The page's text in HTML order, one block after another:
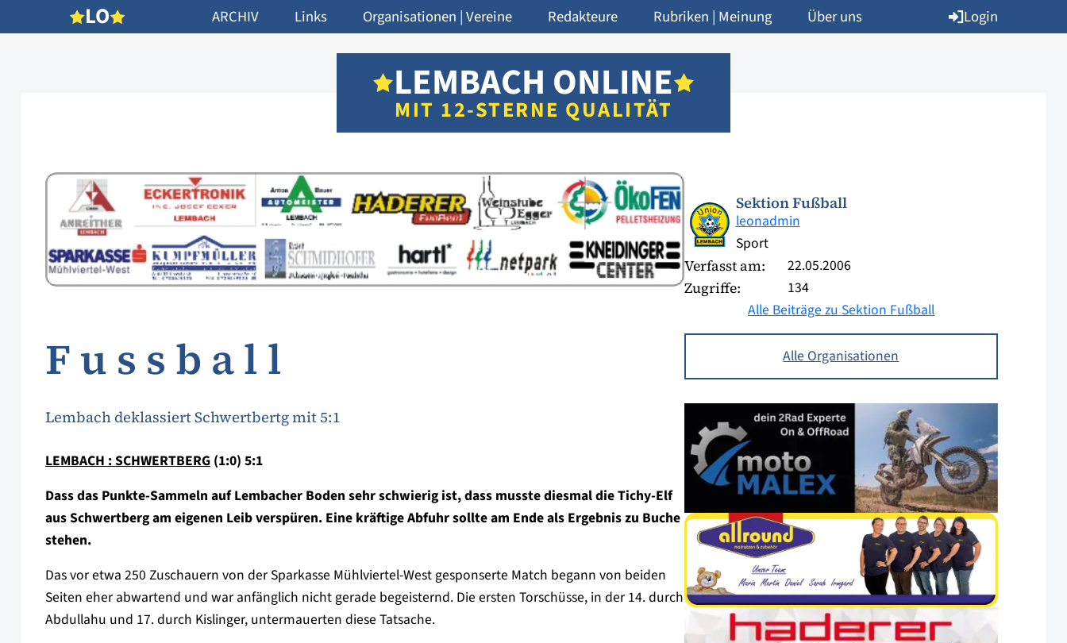
LO ARCHIV Links Organisationen | Vereine Redakteure Rubriken | Meinung Über uns Login
LEMBACH ONLINE
MIT 12-STERNE QUALITÄT
F u s s b a l l
Lembach deklassiert Schwertbertg mit 5:1
LEMBACH : SCHWERTBERG (1:0) 5:1
Dass das Punkte-Sammeln auf Lembacher Boden sehr schwierig ist, dass musste diesmal die Tichy-Elf
aus Schwertberg am eigenen Leib verspüren. Eine kräftige Abfuhr sollte am Ende als Ergebnis zu Buche
stehen.
Das vor etwa 250 Zuschauern von der Sparkasse Mühlviertel-West gesponserte Match begann von beiden
Seiten eher abwartend und war anfänglich nicht gerade begeisternd. Die ersten Torschüsse, in der 14. durch
Abdullahu und 17. durch Kislinger, untermauerten diese Tatsache.
Sektion Fußball
leonadmin
Sport
Verfasst am: 22.05.2006
Zugriffe:
134
Alle Beiträge zu Sektion Fußball
Alle Organisationen